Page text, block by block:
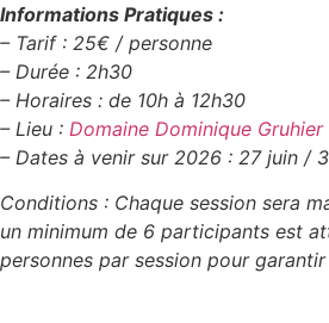
Informations Pratiques :
– Tarif : 25€ / personne
– Durée : 2h30
– Horaires : de 10h à 12h30
– Lieu : Domaine Dominique Gruhier
– Dates à venir sur 2026 : 27 juin /
Conditions : Chaque session sera
un minimum de 6 participants est
personnes par session pour